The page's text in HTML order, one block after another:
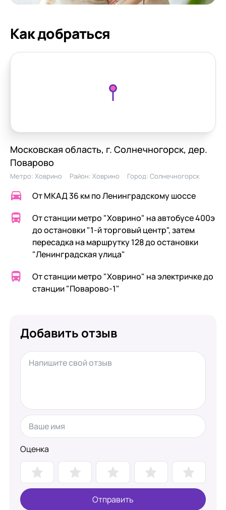
Как добраться
Московская область, г. Солнечногорск, дер.
Поварово
Метро: Ховрино Район: Ховрино Город: Солнечногорск
От МКАД 36 км по Ленинградскому шоссе
От станции метро "Ховрино" на автобусе 400э
до остановки "1-й торговый центр", затем
пересадка на маршрутку 128 до остановки
"Ленинградская улица"
От станции метро "Ховрино" на электричке до
станции "Поварово-1"
Добавить отзыв
Оценка
Отправить